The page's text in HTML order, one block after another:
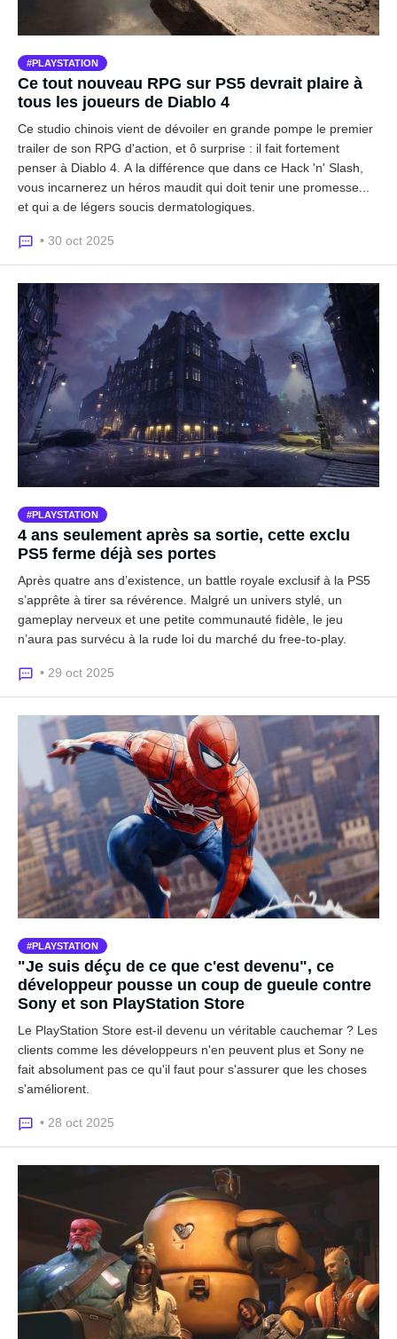
PLAYSTATION
Ce tout nouveau RPG sur PS5 devrait plaire à
tous les joueurs de Diablo 4
Ce studio chinois vient de dévoiler en grande pompe le premier
trailer de son RPG d'action, et ô surprise : il fait fortement
penser à Diablo 4. A la différence que dans ce Hack 'n' Slash,
vous incarnerez un héros maudit qui doit tenir une promesse...
et qui a de légers soucis dermatologiques.
• 30 oct 2025
PLAYSTATION
4 ans seulement après sa sortie, cette exclu
PS5 ferme déjà ses portes
Après quatre ans d’existence, un battle royale exclusif à la PS5
s’apprête à tirer sa révérence. Malgré un univers stylé, un
gameplay nerveux et une petite communauté fidèle, le jeu
n’aura pas survécu à la rude loi du marché du free-to-play.
• 29 oct 2025
PLAYSTATION
"Je suis déçu de ce que c'est devenu", ce
développeur pousse un coup de gueule contre
Sony et son PlayStation Store
Le PlayStation Store est-il devenu un véritable cauchemar ? Les
clients comme les développeurs n'en peuvent plus et Sony ne
fait absolument pas ce qu'il faut pour s'assurer que les choses
s'améliorent.
• 28 oct 2025